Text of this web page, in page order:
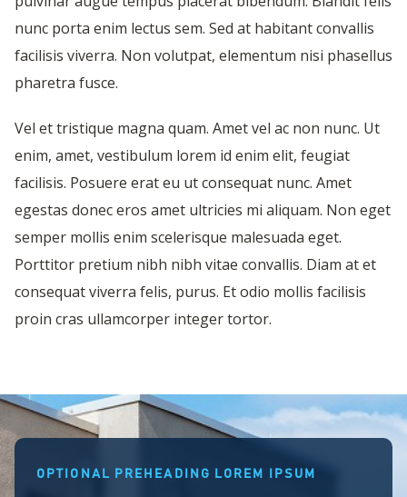
nunc porta enim lectus sem. Sed at habitant convallis
facilisis viverra. Non volutpat, elementum nisi phasellus
pharetra fusce.
Vel et tristique magna quam. Amet vel ac non nunc. Ut
enim, amet, vestibulum lorem id enim elit, feugiat
facilisis. Posuere erat eu ut consequat nunc. Amet
egestas donec eros amet ultricies mi aliquam. Non eget
semper mollis enim scelerisque malesuada eget.
Porttitor pretium nibh nibh vitae convallis. Diam at et
consequat viverra felis, purus. Et odio mollis facilisis
proin cras ullamcorper integer tortor.
OPTIONAL PREHEADING LOREM IPSUM